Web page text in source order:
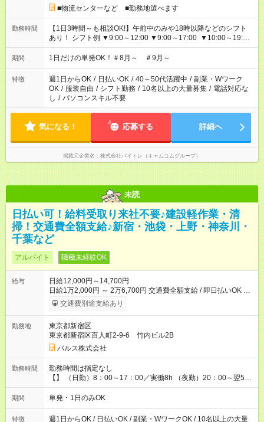
■物流センターなど ■勤務地選べます
勤務時間
【1日3時間～も相談OK!】午前中のみや18時以降などのシフト
あり！ シフト例 ▼9:00～12:00 ▼9:00～17:00 ▼10:00～19:00
▼18:00～21:00
期間 1日だけの単発OK！＃8月～ ＃9月～
特徴 週1日からOK / 日払いOK / 40～50代活躍中 / 副業・Wワーク
OK / 服装自由 / シフト勤務 / 10名以上の大量募集 / 電話対応な
し / パソコンスキル不要
気になる！ 応募する 詳細へ
掲載元企業名 株式会社バイトレ（キャムコムグループ）
未読
日払い可！給料受取り来社不要♪建設軽作業・清
掃！交通費全額支給♪新宿・池袋・上野・神奈川・
千葉など
アルバイト 職種未経験OK
給与
日給12,000円～14,700円
日給1万2,000円 ～ 2万6,700円 交通費全額支給 / 即日払いOK ✨
繁忙期キャンペーン✨で
交通費別途支給あり
勤務地
東京都新宿区
東京都新宿区百人町2‐9‐6 竹内ビル2B
バルス株式会社
勤務時間
勤務時間は指定なし
【】 （日勤）8：00～17：00／実働8h （夜勤）20：00～翌5：
00／実働8h （夕勤）00：00～翌4：00／実働4h
期間 単発・1日のみOK
特徴 週1日からOK / 日払いOK / 副業・WワークOK / 10名以上の大量